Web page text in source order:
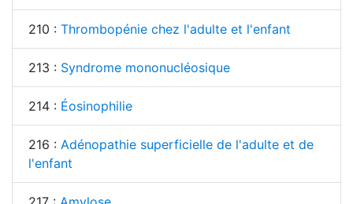
210 : Thrombopénie chez l'adulte et l'enfant
213 : Syndrome mononucléosique
214 : Éosinophilie
216 : Adénopathie superficielle de l'adulte et de
l'enfant